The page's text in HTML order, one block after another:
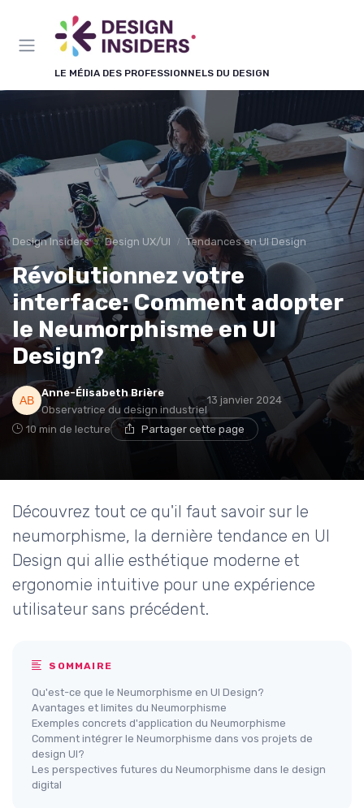
LE MÉDIA DES PROFESSIONNELS DU DESIGN
Design Insiders Design UX/UI Tendances en UI Design
Révolutionnez votre
interface: Comment adopter
le Neumorphisme en UI
Design?
Anne-Élisabeth Brière
Observatrice du design industriel
13 janvier 2024
10 min de lecture Partager cette page
Découvrez tout ce qu'il faut savoir sur le
neumorphisme, la dernière tendance en UI
Design qui allie esthétique moderne et
ergonomie intuitive pour une expérience
utilisateur sans précédent.
SOMMAIRE
Qu'est-ce que le Neumorphisme en UI Design?
Avantages et limites du Neumorphisme
Exemples concrets d'application du Neumorphisme
Comment intégrer le Neumorphisme dans vos projets de
design UI?
Les perspectives futures du Neumorphisme dans le design
digital